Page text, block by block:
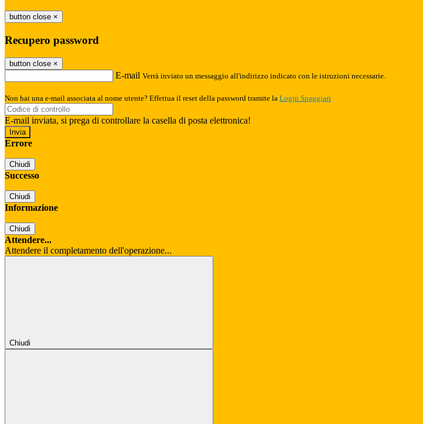
button close ×
Recupero password
button close ×
E-mail Verrà inviato un messaggio all'indirizzo indicato con le istruzioni necessarie.
Non hai una e-mail associata al nome utente? Effettua il reset della password tramite la Login Spaggiari
E-mail inviata, si prega di controllare la casella di posta elettronica!
Errore
Chiudi
Successo
Chiudi
Informazione
Chiudi
Attendere...
Attendere il completamento dell'operazione...
Chiudi